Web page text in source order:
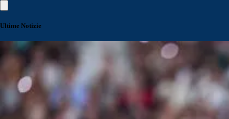
Ultime Notizie